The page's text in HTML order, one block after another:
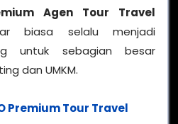
Agen Tour Travel
biasa selalu menjadi
untuk sebagian besar
dan UMKM.
Premium Tour Travel